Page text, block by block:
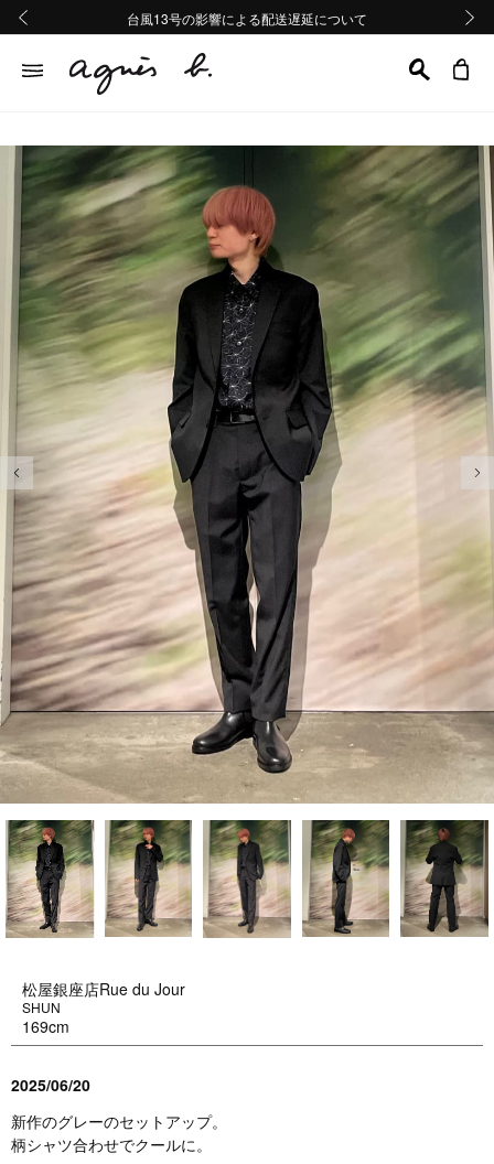
熊本地域地震の影響による配送遅延について
Summer Sale 2buy10%OFF!!
台風13号の影響による配送遅延について
熊本地域地震の影響による配送遅延について
Summer Sale 2buy10%OFF!!
前の画像
松屋銀座店Rue du Jour
SHUN
169cm
2025/06/20
新作のグレーのセットアップ。
柄シャツ合わせでクールに。